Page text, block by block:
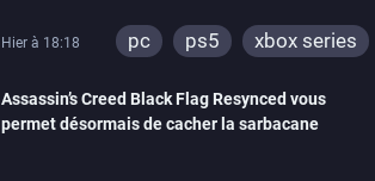
Hier à 18:18 pc ps5 xbox series
Assassin’s Creed Black Flag Resynced vous
permet désormais de cacher la sarbacane